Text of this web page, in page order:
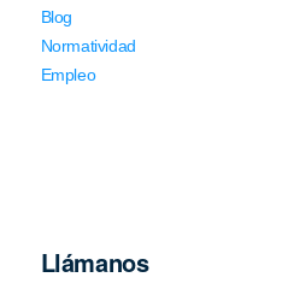
Blog
Normatividad
Empleo
Llámanos